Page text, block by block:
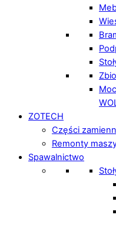
ZOTECH
Części
Remonty
Spawalnictwo